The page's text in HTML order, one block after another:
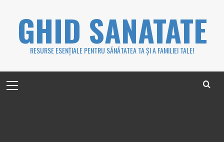
GHID SANATATE
RESURSE ESENȚIALE PENTRU SĂNĂTATEA TA ȘI A FAMILIEI TALE!
Menu